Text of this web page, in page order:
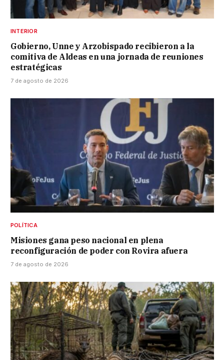
INTERIOR
Gobierno, Unne y Arzobispado recibieron a la
comitiva de Aldeas en una jornada de reuniones
estratégicas
7 de agosto de 2026
POLÍTICA
Misiones gana peso nacional en plena
reconfiguración de poder con Rovira afuera
7 de agosto de 2026